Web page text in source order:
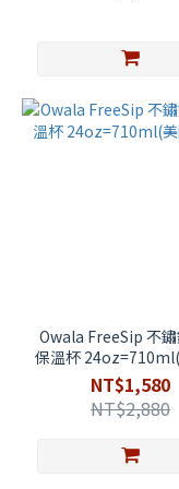
Owala FreeSip 不
保溫杯
購)
NT$1,580
NT$2,880